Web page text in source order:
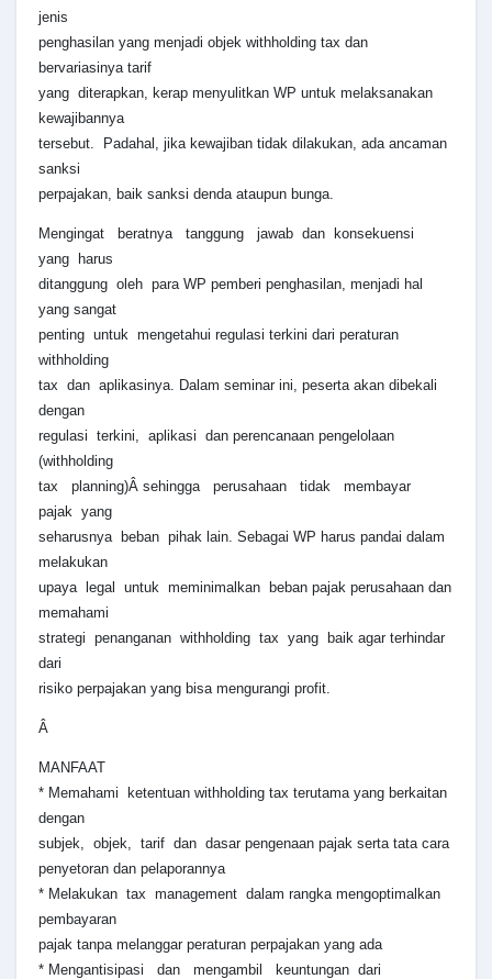
jenis
penghasilan yang menjadi objek withholding tax dan
bervariasinya tarif
yang diterapkan, kerap menyulitkan WP untuk melaksanakan
kewajibannya
tersebut. Padahal, jika kewajiban tidak dilakukan, ada ancaman
sanksi
perpajakan, baik sanksi denda ataupun bunga.
Mengingat beratnya tanggung jawab dan konsekuensi
yang harus
ditanggung oleh para WP pemberi penghasilan, menjadi hal
yang sangat
penting untuk mengetahui regulasi terkini dari peraturan
withholding
tax dan aplikasinya. Dalam seminar ini, peserta akan dibekali
dengan
regulasi terkini, aplikasi dan perencanaan pengelolaan
(withholding
tax planning)Â sehingga perusahaan tidak membayar
pajak yang
seharusnya beban pihak lain. Sebagai WP harus pandai dalam
melakukan
upaya legal untuk meminimalkan beban pajak perusahaan dan
memahami
strategi penanganan withholding tax yang baik agar terhindar
dari
risiko perpajakan yang bisa mengurangi profit.
Â
MANFAAT
* Memahami ketentuan withholding tax terutama yang berkaitan
dengan
subjek, objek, tarif dan dasar pengenaan pajak serta tata cara
penyetoran dan pelaporannya
* Melakukan tax management dalam rangka mengoptimalkan
pembayaran
pajak tanpa melanggar peraturan perpajakan yang ada
* Mengantisipasi dan mengambil keuntungan dari